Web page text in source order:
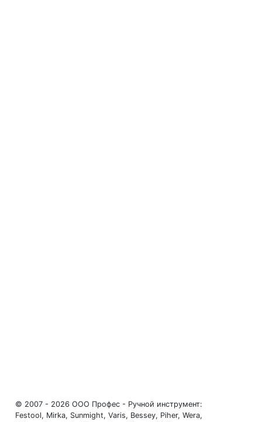
© 2007 - 2026 ООО Профес - Ручной инструмент:
Festool, Mirka, Sunmight, Varis, Bessey, Piher, Wera,